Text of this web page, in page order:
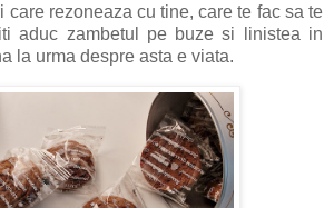
care rezoneaza cu tine, care te fac sa te
aduc zambetul pe buze si linistea in
la urma despre asta e viata.